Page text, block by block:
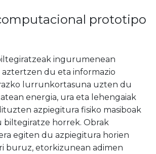
prototipo
ingurumenean
aztertzen du eta informazio
lurrunkortasuna uzten du
energia, ura eta lehengaiak
azpiegitura fisiko masiboak
biltegiratze horrek. Obrak
egiten du azpiegitura horien
buruz, etorkizunean adimen